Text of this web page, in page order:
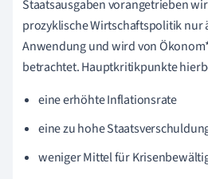
Staatsausgaben vorangetrieben
prozyklische Wirtschaftspolitik nur
Anwendung und wird von
betrachtet. Hauptkritikpunkte
eine erhöhte Inflationsrate
eine zu hohe
weniger Mittel für